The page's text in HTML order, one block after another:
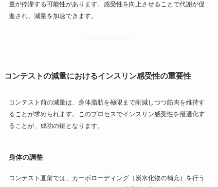
量が停滞する可能性があります。感受性を向上させることで代謝が促
進され、減量を加速できます。
コンテストの減量におけるインスリン感受性の重要性
コンテスト前の減量は、身体脂肪を極限まで削減しつつ筋肉を維持す
ることが求められます。このプロセスでインスリン感受性を最適化す
ることが、成功の鍵となります。
身体の調整
コンテスト直前では、カーボローディング（炭水化物の補充）を行う